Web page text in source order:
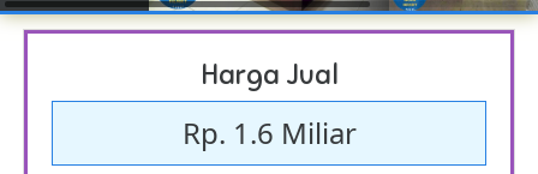
Harga Jual
Rp. 1.6 Miliar